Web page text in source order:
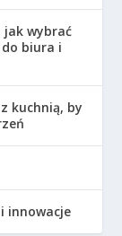
jak wybrać
biura i
kuchnią, by
innowacje